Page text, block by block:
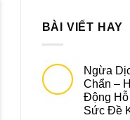
BÀI VIẾT HAY
Ngừa
Chẩn –
Động
Sức Đề